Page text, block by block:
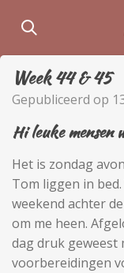
direct
naar
de
hoofdinhoud
Week 44 & 45
Gepubliceerd op
Hi leuke mensen
Het is zondag
Tom liggen in
weekend achter
om me heen.
dag druk geweest
voorbereidingen